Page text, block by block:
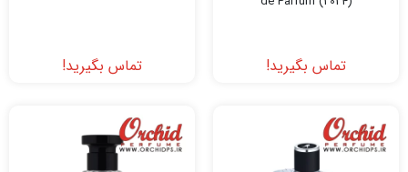
تماس بگیرید! تماس بگیرید!